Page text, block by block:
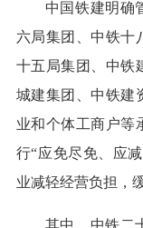
中国铁建明确
六局集团、中铁十
十五局集团、中铁
城建集团、中铁建
业和个体工商户等
行“应免尽免、应
业减轻经营负担，